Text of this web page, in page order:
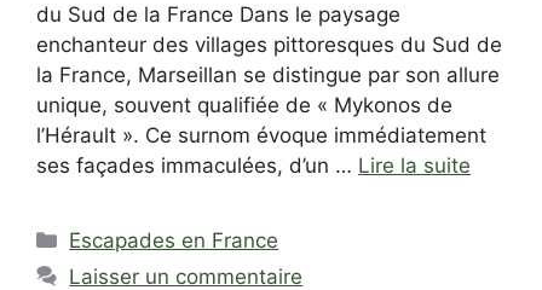
du Sud de la France Dans le paysage
enchanteur des villages pittoresques du Sud de
la France, Marseillan se distingue par son allure
unique, souvent qualifiée de « Mykonos de
l’Hérault ». Ce surnom évoque immédiatement
ses façades immaculées, d’un … Lire la suite
Catégories
Escapades en France
Laisser un commentaire